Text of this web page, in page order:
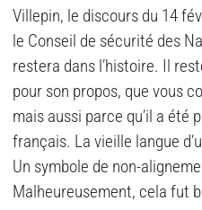
Villepin, le discours du 14
le Conseil de sécurité des
restera dans l’histoire. Il
pour son propos, que vous
mais aussi parce qu’il a été
français. La vieille langue
Un symbole de non-
Malheureusement, cela fut